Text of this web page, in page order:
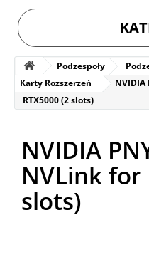
Podzespoły
Karty Rozszerzeń
NVIDIA
RTX5000 (2 slots)
NVIDIA
NVLink for
slots)